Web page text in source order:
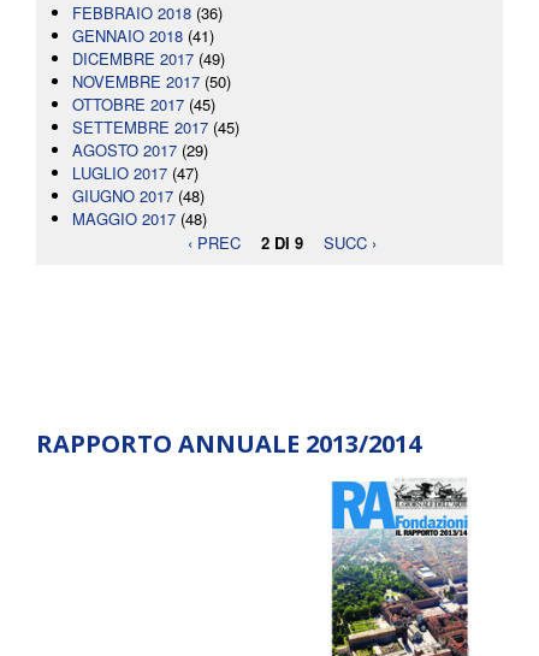
FEBBRAIO 2018 (36)
GENNAIO 2018 (41)
DICEMBRE 2017 (49)
NOVEMBRE 2017 (50)
OTTOBRE 2017 (45)
SETTEMBRE 2017 (45)
AGOSTO 2017 (29)
LUGLIO 2017 (47)
GIUGNO 2017 (48)
MAGGIO 2017 (48)
‹ PREC
2 DI 9 SUCC ›
RAPPORTO ANNUALE 2013/2014